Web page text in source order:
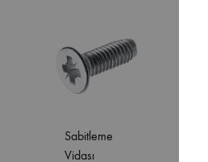
Sabitleme
Vidası